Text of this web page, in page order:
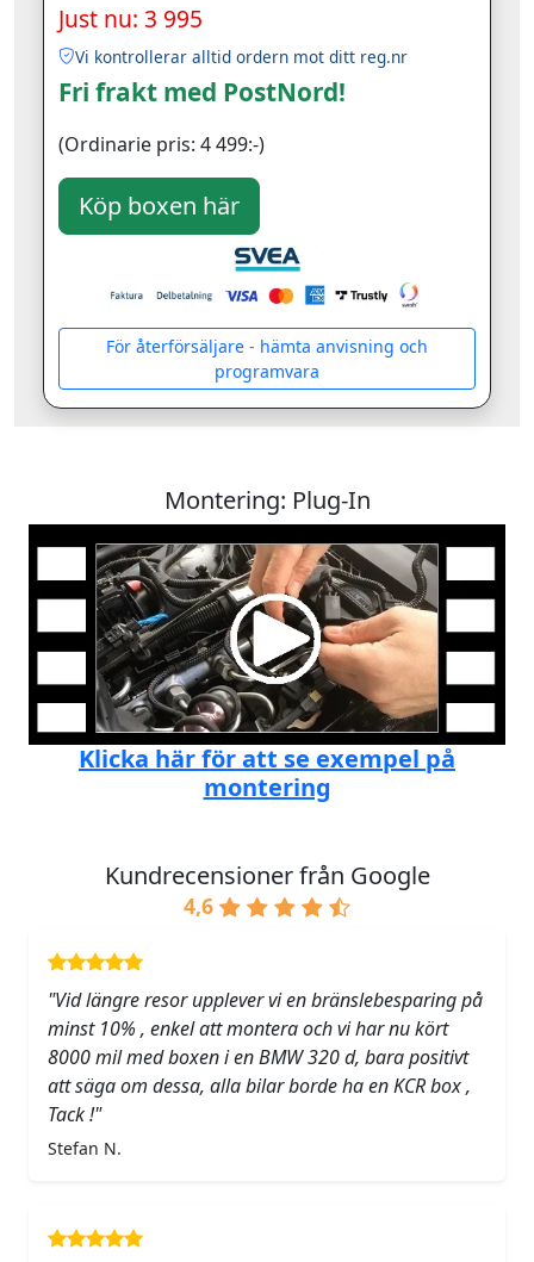
Just nu: 3 995
Vi kontrollerar alltid ordern mot ditt reg.nr
Fri frakt med PostNord!
(Ordinarie pris: 4 499:-)
För återförsäljare - hämta anvisning och
programvara
Montering: Plug-In
Klicka här för att se exempel på
montering
Kundrecensioner från Google
4,6
"Vid längre resor upplever vi en bränslebesparing på
minst 10% , enkel att montera och vi har nu kört
8000 mil med boxen i en BMW 320 d, bara positivt
att säga om dessa, alla bilar borde ha en KCR box ,
Tack !"
Stefan N.